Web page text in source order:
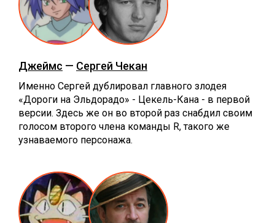
Джеймс — Сергей Чекан
Именно Сергей дублировал главного злодея
«Дороги на Эльдорадо» - Цекель-Кана - в первой
версии. Здесь же он во второй раз снабдил своим
голосом второго члена команды R, такого же
узнаваемого персонажа.